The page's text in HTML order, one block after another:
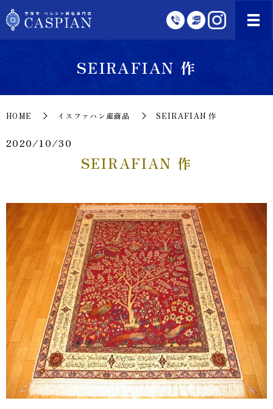
SEIRAFIAN 作
HOME イスファハン産商品 SEIRAFIAN 作
2020/10/30
SEIRAFIAN 作